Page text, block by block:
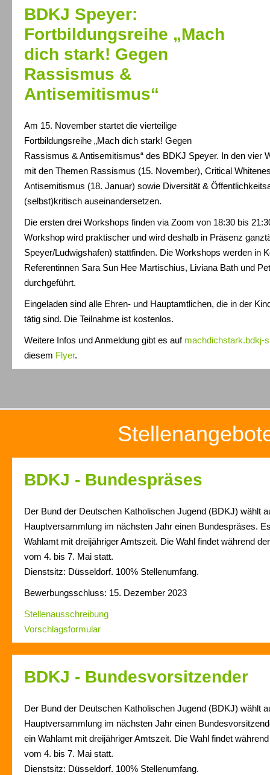
BDKJ Speyer:
Fortbildungsreihe „Mach
dich stark! Gegen
Rassismus &
Antisemitismus“
Am 15. November startet die vierteilige
Fortbildungsreihe „Mach dich stark! Gegen
Rassismus & Antisemitismus“ des BDKJ Speyer. In den vier
mit den Themen Rassismus (15. November), Critical
Antisemitismus (18. Januar) sowie Diversität &
(selbst)kritisch auseinandersetzen.
Die ersten drei Workshops finden via Zoom von 18:30 bis
Workshop wird praktischer und wird deshalb in Präsenz
Speyer/Ludwigshafen) stattfinden. Die Workshops werden in
Referentinnen Sara Sun Hee Martischius, Liviana Bath und
durchgeführt.
Eingeladen sind alle Ehren- und Hauptamtlichen, die in der
tätig sind. Die Teilnahme ist kostenlos.
Weitere Infos und Anmeldung gibt es auf machdichstark.bdkj-
diesem Flyer.
BDKJ - Bundespräses
Der Bund der Deutschen Katholischen Jugend (BDKJ) wählt
Hauptversammlung im nächsten Jahr einen Bundespräses.
Wahlamt mit dreijähriger Amtszeit. Die Wahl findet während
vom 4. bis 7. Mai statt.
Dienstsitz: Düsseldorf. 100% Stellenumfang.
Bewerbungsschluss: 15. Dezember 2023
Stellenausschreibung
Vorschlagsformular
BDKJ - Bundesvorsitzender
Der Bund der Deutschen Katholischen Jugend (BDKJ) wählt
Hauptversammlung im nächsten Jahr einen
ein Wahlamt mit dreijähriger Amtszeit. Die Wahl findet
vom 4. bis 7. Mai statt.
Dienstsitz: Düsseldorf. 100% Stellenumfang.